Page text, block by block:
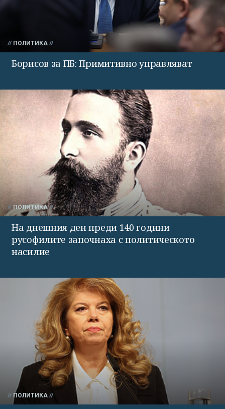
ПОЛИТИКА
Борисов за ПБ: Примитивно управляват
ПОЛИТИКА
На днешния ден преди 140 години
русофилите започнаха с политическото
насилие
ПОЛИТИКА